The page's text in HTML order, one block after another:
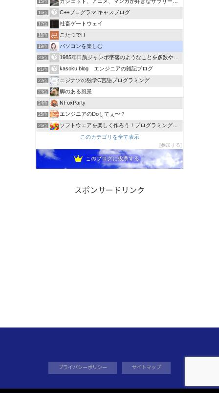
15位
16位 C++プログラマ キャスブログ
17位 社畜ゲートウェイ
18位 こたつでIT
19位 パソコンを楽しむ
20位 1985年日航ジャンボ墜落のようなことを多数やらせるのは誰か
21位 kasoku blog エンジニアの雑記ブログ
22位 ニジナツの独学C言語プログラミング
23位 脚のある風景
24位 NFoxParty
25位 エンジニアのDoしてぇ〜？
26位
ソフトウェアを楽しく作ろう！プログラミング言語【C#】を学ぶ
このカテゴリを全て表示
参加する
このブログに投票する
スポンサードリンク
プライバシーポリシー サイトマップ